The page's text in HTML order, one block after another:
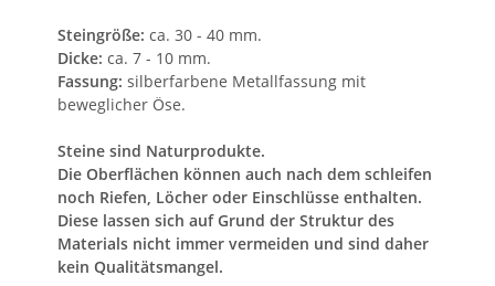
Steingröße: ca. 30 - 40 mm.
Dicke: ca. 7 - 10 mm.
Fassung: silberfarbene Metallfassung mit
beweglicher Öse.
Steine sind Naturprodukte.
Die Oberflächen können auch nach dem schleifen
noch Riefen, Löcher oder Einschlüsse enthalten.
Diese lassen sich auf Grund der Struktur des
Materials nicht immer vermeiden und sind daher
kein Qualitätsmangel.